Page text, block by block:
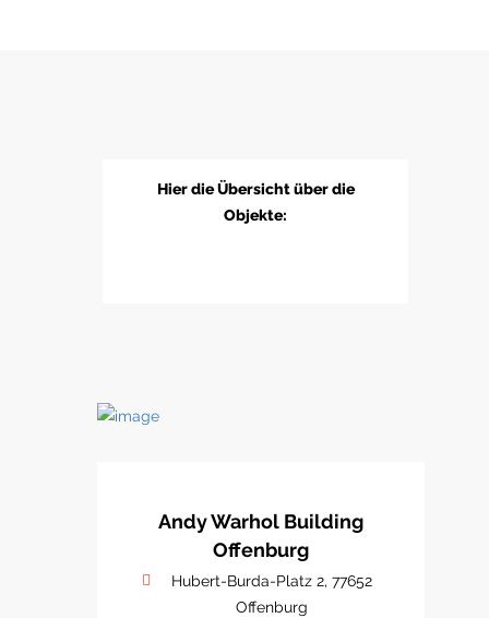
Hier die Übersicht über die
Objekte:
Andy Warhol Building
Offenburg
Hubert-Burda-Platz 2, 77652
Offenburg